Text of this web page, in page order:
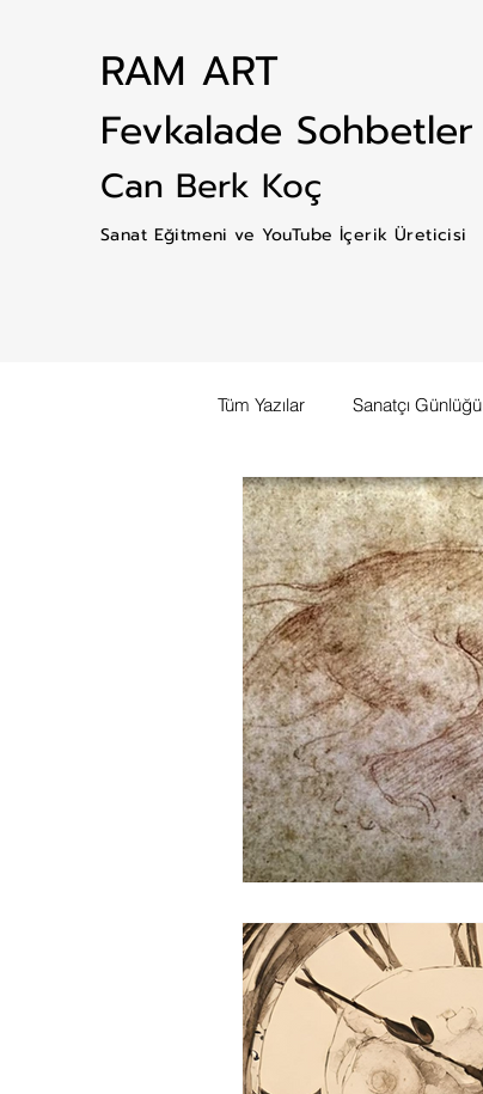
RAM ART
Fevkalade Sohbetler
Can Berk Koç
Sanat Eğitmeni ve YouTube İçerik Üreticisi
Tüm Yazılar Sanatçı Günlüğü